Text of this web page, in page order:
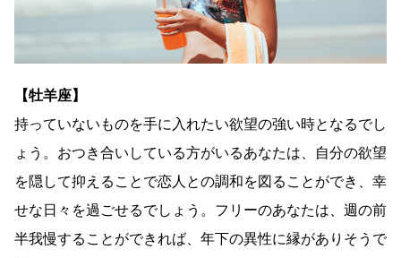
【牡羊座】
持っていないものを手に入れたい欲望の強い時となるでし
ょう。おつき合いしている方がいるあなたは、自分の欲望
を隠して抑えることで恋人との調和を図ることができ、幸
せな日々を過ごせるでしょう。フリーのあなたは、週の前
半我慢することができれば、年下の異性に縁がありそうで